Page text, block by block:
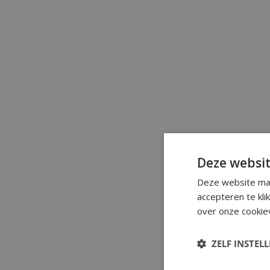
Deze
Deze website
accepteren te
over onze
ZELF